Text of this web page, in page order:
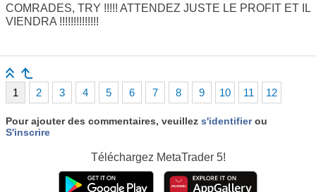
COMRADES, TRY !!!!! ATTENDEZ JUSTE LE PROFIT ET IL
VIENDRA !!!!!!!!!!!!!!
1 2 3 4 5 6 7 8 9 10 11 12
Pour ajouter des commentaires, veuillez s'identifierou
S'inscrire
Téléchargez MetaTrader 5!